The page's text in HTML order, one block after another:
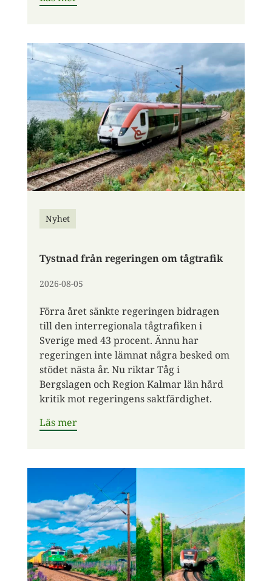
Nyhet
Tystnad från regeringen om tågtrafik
2026-08-05
Förra året sänkte regeringen bidragen
till den interregionala tågtrafiken i
Sverige med 43 procent. Ännu har
regeringen inte lämnat några besked om
stödet nästa år. Nu riktar Tåg i
Bergslagen och Region Kalmar län hård
kritik mot regeringens saktfärdighet.
Läs mer